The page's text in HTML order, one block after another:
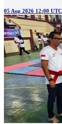
05 Aug 2026 12:00 UTC